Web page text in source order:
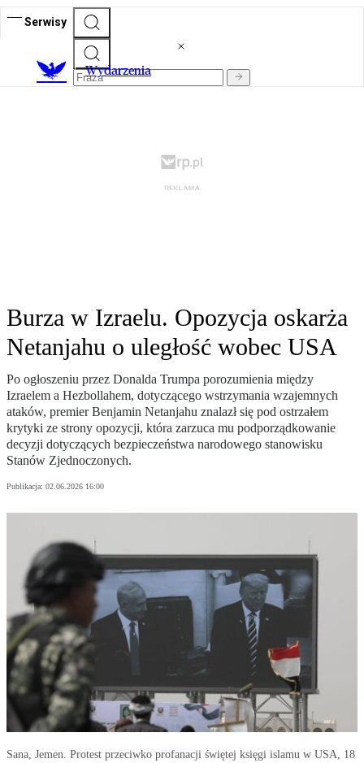
Serwisy
Wydarzenia
Burza w Izraelu. Opozycja oskarża
Netanjahu o uległość wobec USA
Po ogłoszeniu przez Donalda Trumpa porozumienia między
Izraelem a Hezbollahem, dotyczącego wstrzymania wzajemnych
ataków, premier Benjamin Netanjahu znalazł się pod ostrzałem
krytyki ze strony opozycji, która zarzuca mu podporządkowanie
decyzji dotyczących bezpieczeństwa narodowego stanowisku
Stanów Zjednoczonych.
Publikacja: 02.06.2026 16:00
Sana, Jemen. Protest przeciwko profanacji świętej księgi islamu w USA, 18